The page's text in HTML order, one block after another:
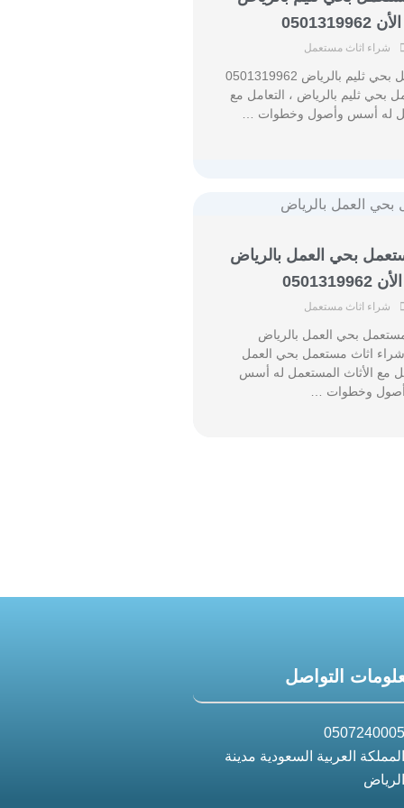
شراء اثاث مستعمل
شراء اثاث مستعمل بحي ثليم بالرياض 0501319962
بحي ثليم بالرياض ، التعامل مع
له أسس وأصول وخطوات …
بحي العمل بالرياض
شراء اثاث مستعمل
بحي العمل بالرياض
شراء اثاث مستعمل بحي العمل
مع الأثاث المستعمل له أسس
وخطوات …
التواصل
0507240005
المملكة العربية السعودية مدينة
الرياض